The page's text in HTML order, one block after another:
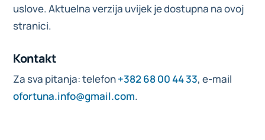
uslove. Aktuelna verzija uvijek je dostupna na ovoj
stranici.
Kontakt
Za sva pitanja: telefon+382 68 00 44 33, e-mail
ofortuna.info@gmail.com.